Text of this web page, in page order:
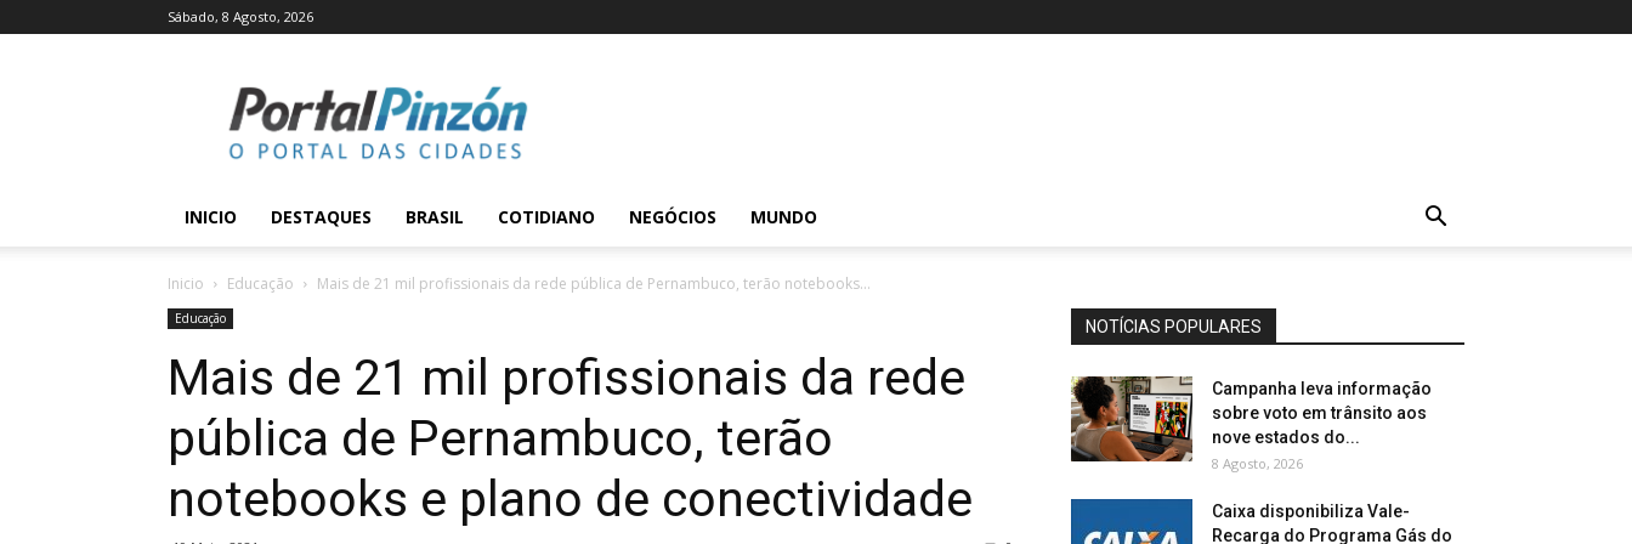
Sábado, 8 Agosto, 2026
Pinzón
INICIO DESTAQUES BRASIL COTIDIANO NEGÓCIOS MUNDO
Inicio Educação Mais de 21 mil profissionais da rede pública de Pernambuco, terão notebooks...
Educação
Mais de 21 mil profissionais da rede
pública de Pernambuco, terão
notebooks e plano de conectividade
NOTÍCIAS POPULARES
Campanha leva informação
sobre voto em trânsito aos
nove estados do...
8 Agosto, 2026
Caixa disponibiliza Vale-
Recarga do Programa Gás do